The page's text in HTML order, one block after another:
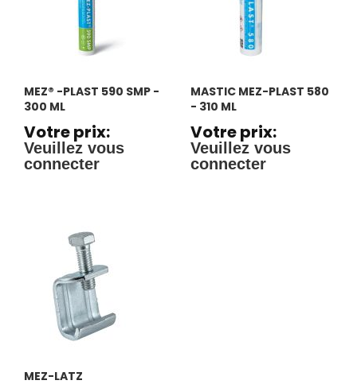
MEZ® -PLAST 590 SMP -
300 ML
Votre prix:
Veuillez vous
connecter
MASTIC MEZ-PLAST 580
- 310 ML
Votre prix:
Veuillez vous
connecter
MEZ-LATZ